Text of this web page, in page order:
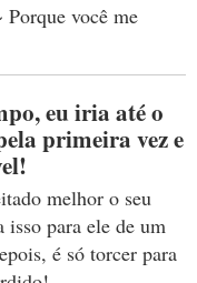
você me
eu iria até o
primeira vez e
melhor o seu
para ele de um
é só torcer para